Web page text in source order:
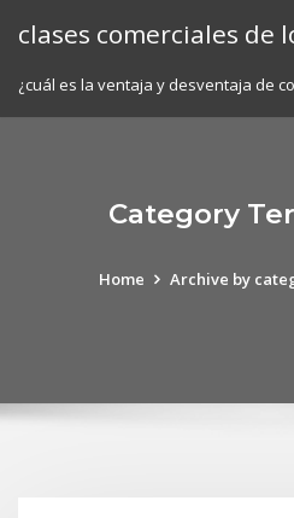
clases comerciales de
¿cuál es la ventaja y desventaja de
Category
Home Archive by